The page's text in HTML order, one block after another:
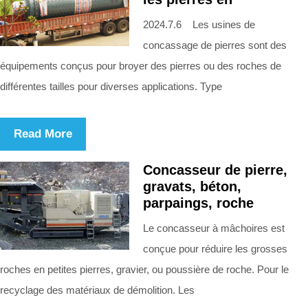
2024.7.6 Les usines de
concassage de pierres sont des
équipements conçus pour broyer des pierres ou des roches de
différentes tailles pour diverses applications. Type
Read More
Concasseur de pierre,
gravats, béton,
parpaings, roche
Le concasseur à mâchoires est
conçue pour réduire les grosses
roches en petites pierres, gravier, ou poussière de roche. Pour le
recyclage des matériaux de démolition. Les